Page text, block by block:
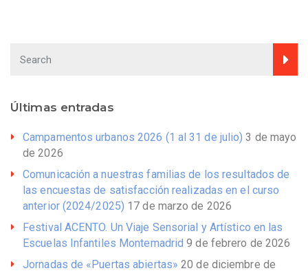
Últimas entradas
Campamentos urbanos 2026 (1 al 31 de julio) 3 de mayo
de 2026
Comunicación a nuestras familias de los resultados de
las encuestas de satisfacción realizadas en el curso
anterior (2024/2025) 17 de marzo de 2026
Festival ACENTO. Un Viaje Sensorial y Artístico en las
Escuelas Infantiles Montemadrid 9 de febrero de 2026
Jornadas de «Puertas abiertas» 20 de diciembre de